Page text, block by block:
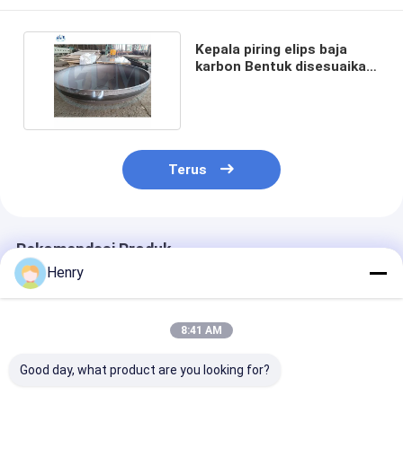
Kepala piring elips baja
karbon Bentuk disesuaikan
Terus
Rekomendasi Produk
Henry
8:41 AM
Good day, what product are you looking for?